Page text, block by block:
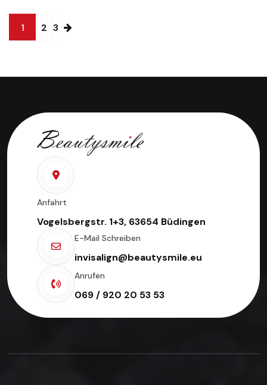
1 2 3
Anfahrt
Vogelsbergstr. 1+3, 63654 Büdingen
E-Mail Schreiben
invisalign@beautysmile.eu
Anrufen
069 / 920 20 53 53